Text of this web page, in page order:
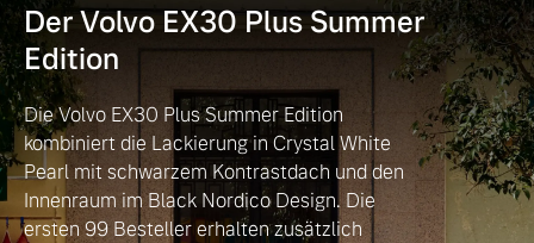
Editionsmodelle
Konnektivität
Angebot anfragen
Zubehörkatalog
Aktuelle Serviceangebote
Service by Volvo
Der Volvo EX30Plus Summer
Edition
Die Volvo EX30 Plus Summer Edition
kombiniert die Lackierung in Crystal White
Pearl mit schwarzem Kontrastdach und den
Innenraum im Black Nordico Design. Die
ersten 99 Besteller erhalten zusätzlich